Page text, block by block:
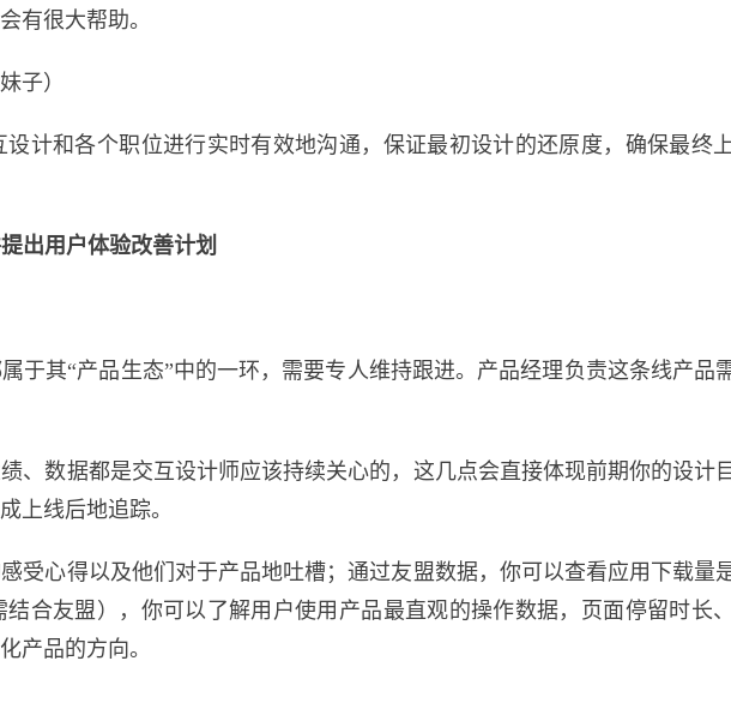
有很大帮助。
子）
计和各个职位进行实时有效地沟通，保证最初设计的还原度，确保最终
出用户体验改善计划
于其“产品生态”中的一环，需要专人维持跟进。产品经理负责这条线产品
、数据都是交互设计师应该持续关心的，这几点会直接体现前期你的设计
上线后地追踪。
受心得以及他们对于产品地吐槽；通过友盟数据，你可以查看应用下载量
合友盟），你可以了解用户使用产品最直观的操作数据，页面停留时长
产品的方向。